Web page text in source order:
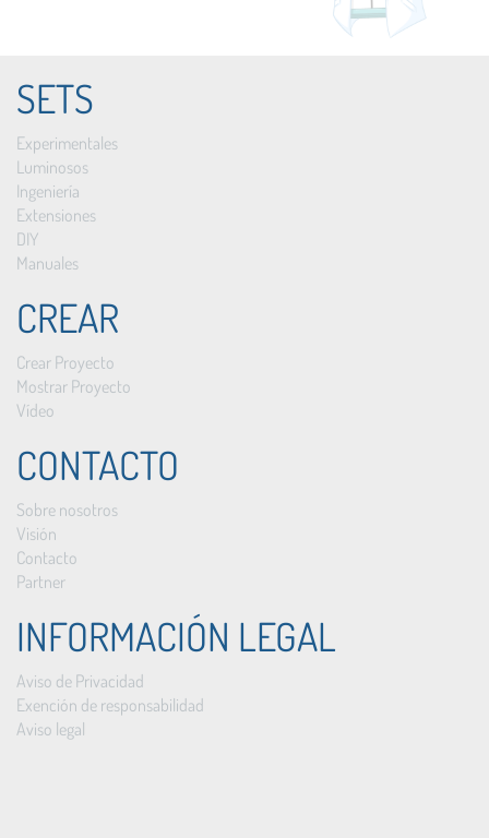
SETS
Experimentales
Luminosos
Ingeniería
Extensiones
DIY
Manuales
CREAR
Crear Proyecto
Mostrar Proyecto
Vídeo
CONTACTO
Sobre nosotros
Visión
Contacto
Partner
INFORMACIÓN LEGAL
Aviso de Privacidad
Exención de responsabilidad
Aviso legal